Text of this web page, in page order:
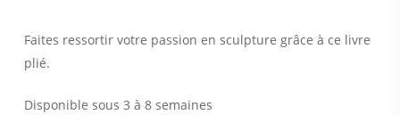
Faites ressortir votre passion en sculpture grâce à ce livre
plié.
Disponible sous 3 à 8 semaines